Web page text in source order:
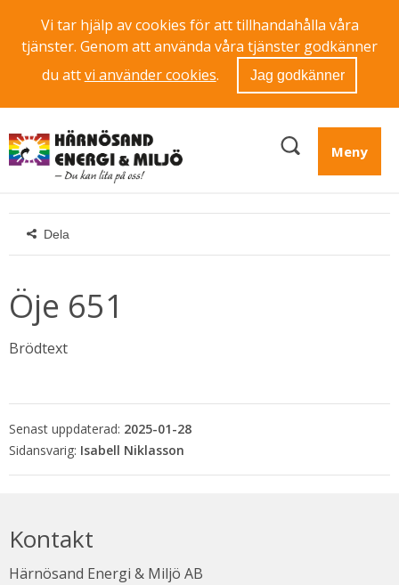
Vi tar hjälp av cookies för att tillhandahålla våra
tjänster. Genom att använda våra tjänster godkänner
du attvi använder cookies. Jag godkänner
Meny
Dela
Öje 651
Brödtext
Senast uppdaterad: 2025-01-28
Isabell Niklasson
Kontakt
Härnösand Energi & Miljö AB